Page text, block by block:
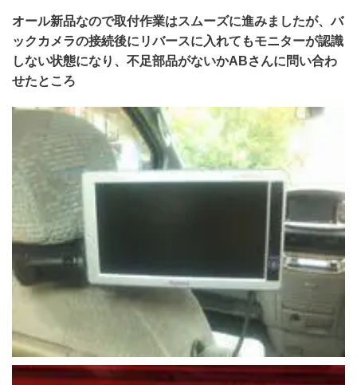
オール新品なので取付作業はスムーズに進みましたが、バ
ックカメラの接続後にリバースに入れてもモニターが認識
しない状態になり、不足部品がないかABさんに問い合わ
せたところ